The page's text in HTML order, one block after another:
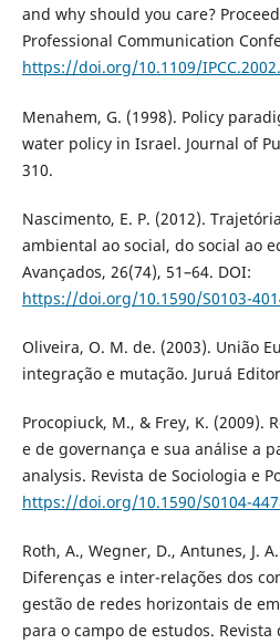
and why should you care?
Professional Communication
https://doi.org/10.1109/
Menahem, G. (1998). Policy
water policy in Israel. Journal of
310.
Nascimento, E. P. (2012).
ambiental ao social, do social ao
Avançados, 26(74), 51–64. DOI:
https://doi.org/10.1590/S0103-
Oliveira, O. M. de. (2003). União
integração e mutação. Juruá
Procopiuck, M., & Frey, K. (2009).
e de governança e sua análise a
analysis. Revista de Sociologia e
https://doi.org/10.1590/S0104-
Roth, A., Wegner, D., Antunes, J.
Diferenças e inter-relações dos
gestão de redes horizontais de
para o campo de estudos.